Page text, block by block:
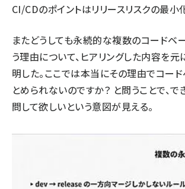
CI/CDのポイントはリリースリスクの最小
またどうしても永続的な複数のコードベ
う理由について、ヒアリングした内容を
明した。ここでは本当にその理由でコー
とめられないのですか？ と問うことで、
問して欲しいという意図が見える。